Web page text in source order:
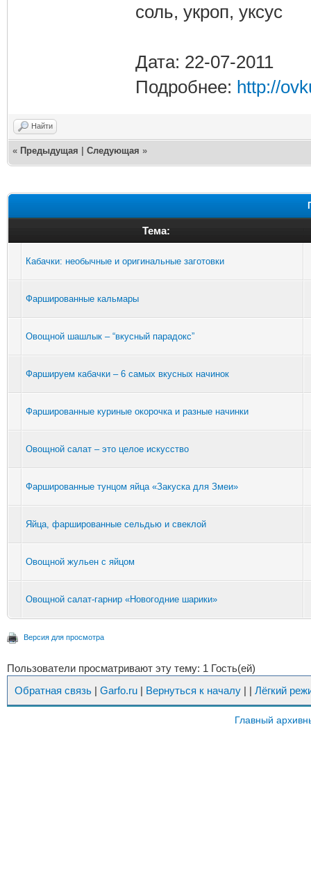
соль, укроп, уксус
Дата: 22-07-2011
Подробнее: http://
Найти
« Предыдущая Следующая »
Тема:
Кабачки: необычные и оригинальные заготовки
Фаршированные кальмары
Овощной шашлык – “вкусный парадокс”
Фаршируем кабачки – 6 самых вкусных начинок
Фаршированные куриные окорочка и разные начинки
Овощной салат – это целое искусство
Фаршированные тунцом яйца «Закуска для Змеи»
Яйца, фаршированные сельдью и свеклой
Овощной жульен с яйцом
Овощной салат-гарнир «Новогодние шарики»
Версия для просмотра
Пользователи просматривают эту тему: 1 Гость(ей)
Обратная связь | Garfo.ru | Вернуться к началу | | Лёгкий
Главный